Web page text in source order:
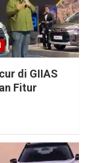
di GIIAS
Fitur